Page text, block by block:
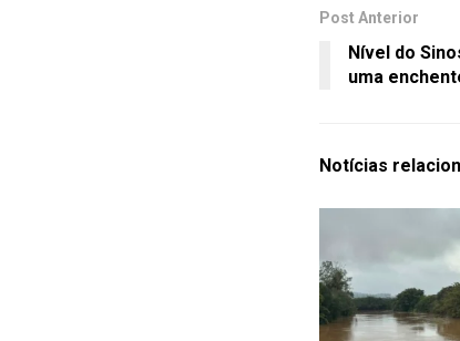
Post Anterior
Nível do
uma
Notícias